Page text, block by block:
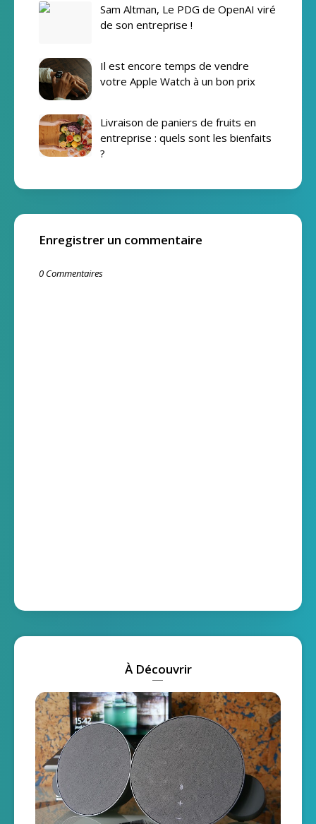
Sam Altman, Le PDG de OpenAI viré
de son entreprise !
Il est encore temps de vendre
votre Apple Watch à un bon prix
Livraison de paniers de fruits en
entreprise : quels sont les bienfaits
?
Enregistrer un commentaire
0 Commentaires
À Découvrir